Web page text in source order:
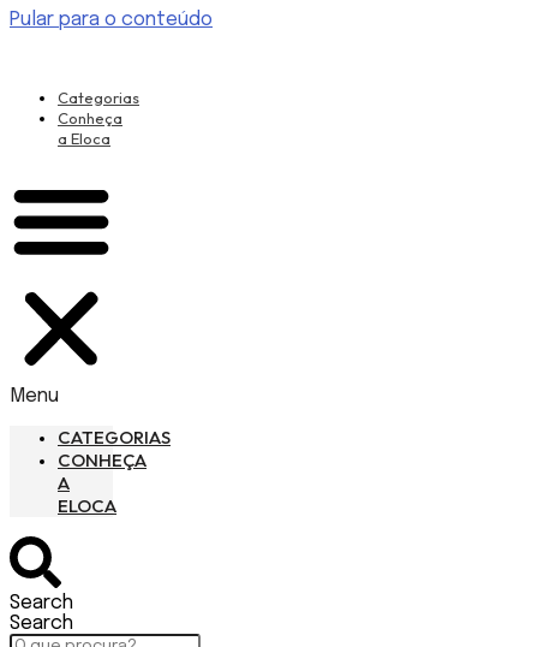
Pular para o conteúdo
Categorias
Conheça
a Eloca
Menu
CATEGORIAS
CONHEÇA
A
ELOCA
Search
Search